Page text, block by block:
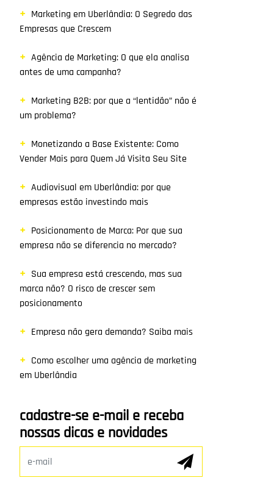
Marketing em Uberlândia: O Segredo das
Empresas que Crescem
Agência de Marketing: O que ela analisa
antes de uma campanha?
Marketing B2B: por que a “lentidão” não é
um problema?
Monetizando a Base Existente: Como
Vender Mais para Quem Já Visita Seu Site
Audiovisual em Uberlândia: por que
empresas estão investindo mais
Posicionamento de Marca: Por que sua
empresa não se diferencia no mercado?
Sua empresa está crescendo, mas sua
marca não? O risco de crescer sem
posicionamento
Empresa não gera demanda? Saiba mais
Como escolher uma agência de marketing
em Uberlândia
cadastre-se e-mail e receba
nossas dicas e novidades